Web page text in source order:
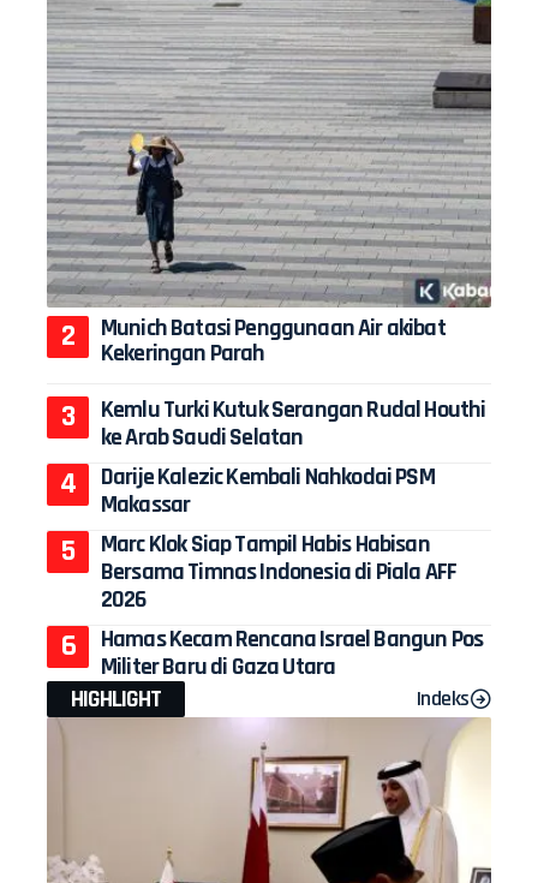
Munich Batasi Penggunaan Air akibat
Kekeringan Parah
Kemlu Turki Kutuk Serangan Rudal Houthi
ke Arab Saudi Selatan
Darije Kalezic Kembali Nahkodai PSM
Makassar
Marc Klok Siap Tampil Habis Habisan
Bersama Timnas Indonesia di Piala AFF
2026
Hamas Kecam Rencana Israel Bangun Pos
Militer Baru di Gaza Utara
HIGHLIGHT
Indeks